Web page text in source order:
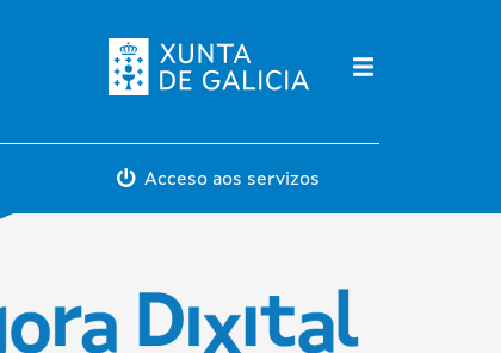
Acceso aos servizos